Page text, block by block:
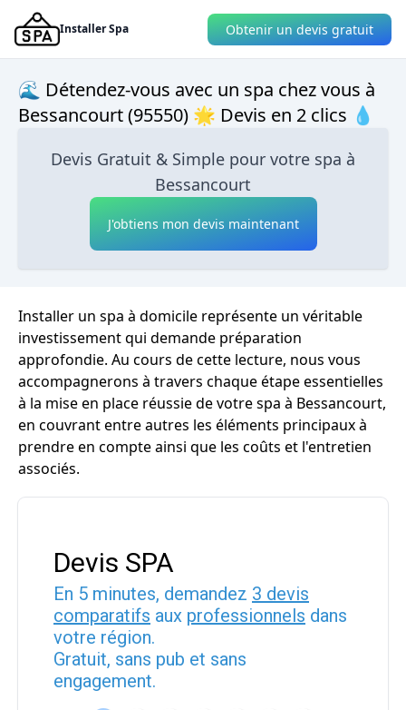
Installer Spa Obtenir un devis gratuit
🌊 Détendez-vous avec un spa chez vous à
Bessancourt (95550) 🌟 Devis en 2 clics 💧
Devis Gratuit & Simple pour votre spa à
Bessancourt
J'obtiens mon devis maintenant
Installer un spa à domicile représente un véritable
investissement qui demande préparation
approfondie. Au cours de cette lecture, nous vous
accompagnerons à travers chaque étape essentielles
à la mise en place réussie de votre spa à Bessancourt,
en couvrant entre autres les éléments principaux à
prendre en compte ainsi que les coûts et l'entretien
associés.
Devis SPA
En 5 minutes, demandez 3 devis
comparatifs aux professionnels dans
votre région.
Gratuit, sans pub et sans
engagement.